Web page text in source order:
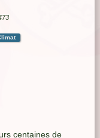
centaines de